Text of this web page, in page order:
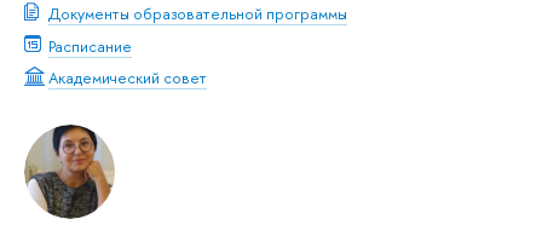
Документы образовательной программы
Расписание
Академический совет